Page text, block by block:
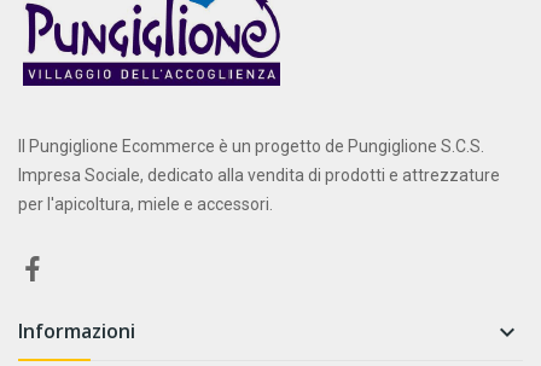
Il Pungiglione Ecommerce è un progetto de Pungiglione S.C.S.
Impresa Sociale, dedicato alla vendita di prodotti e attrezzature
per l'apicoltura, miele e accessori.
Informazioni 